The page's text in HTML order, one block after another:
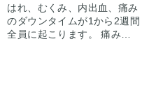
のみにし、筋肉処置も加えて
小鼻の丸みを作り自然な形態
にしています。
はれ、むくみ、内出血、痛み
のダウンタイムが1から2週間
全員に起こります。 痛みは3